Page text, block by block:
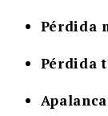
Pérdida
Pérdida